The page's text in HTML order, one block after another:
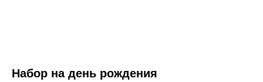
Набор на день рождения